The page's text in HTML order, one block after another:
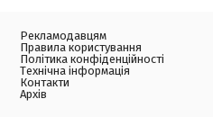
Рекламодавцям
Правила користування
Політика конфіденційності
Технічна інформація
Контакти
Архів